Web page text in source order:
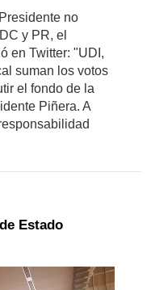
no
y PR, el
en Twitter: "UDI,
suman los votos
el fondo de la
Piñera. A
Estado